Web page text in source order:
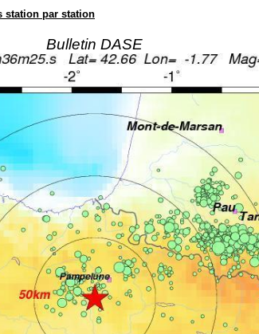
station par station
Bulletin DASE